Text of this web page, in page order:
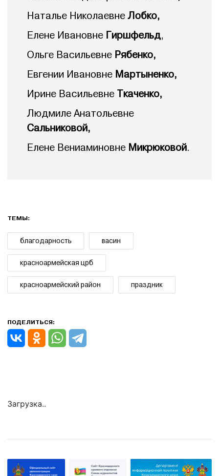
Наталье Николаевне Лобко,
Елене Ивановне Гиршфельд,
Ольге Васильевне Рябенко,
Евгении Ивановне Мартыненко,
Ирине Васильевне Ткаченко,
Людмиле Анатольевне
Сальниковой,
Елене Вениаминовне Микрюковой.
ТЕМЫ:
благодарность васин
красноармейская црб
красноармейский район праздник
ПОДЕЛИТЬСЯ:
Загрузка..